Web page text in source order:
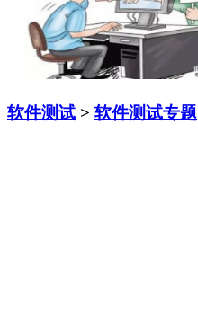
软件测试 > 软件测试专题